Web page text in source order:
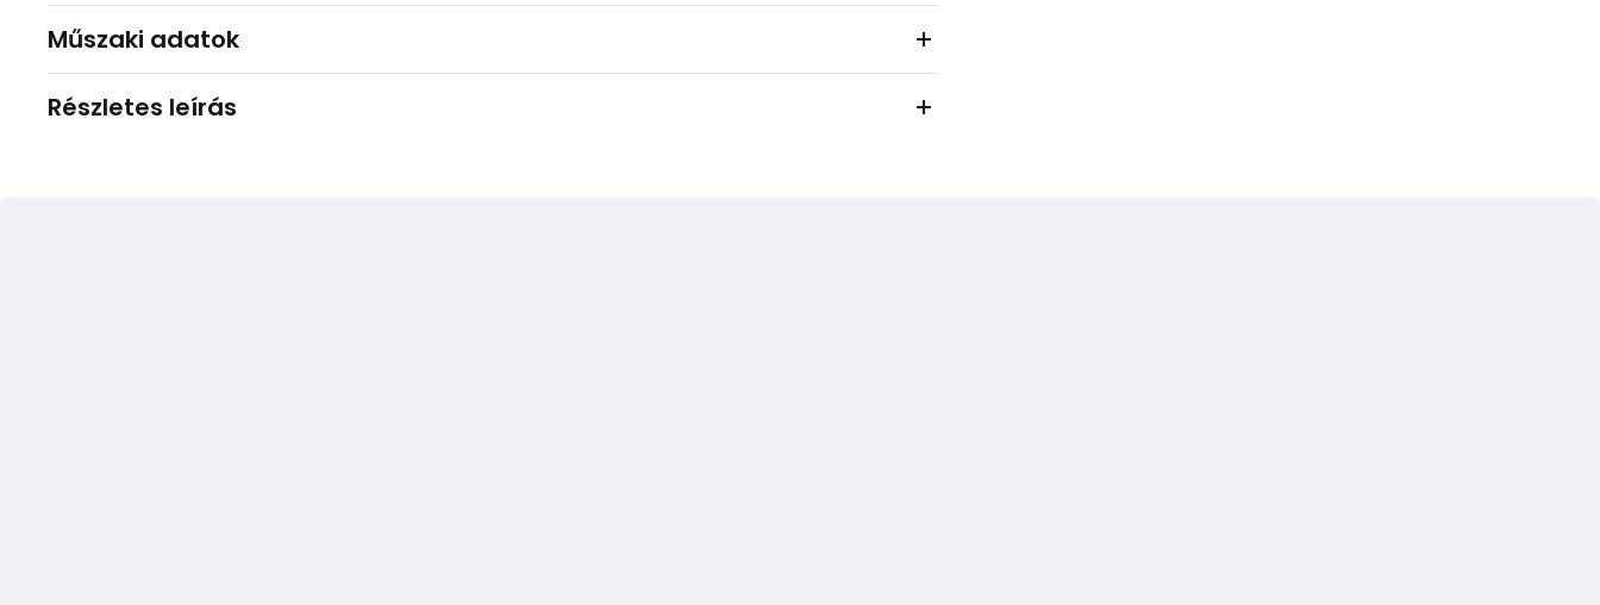
Műszaki adatok
Részletes leírás